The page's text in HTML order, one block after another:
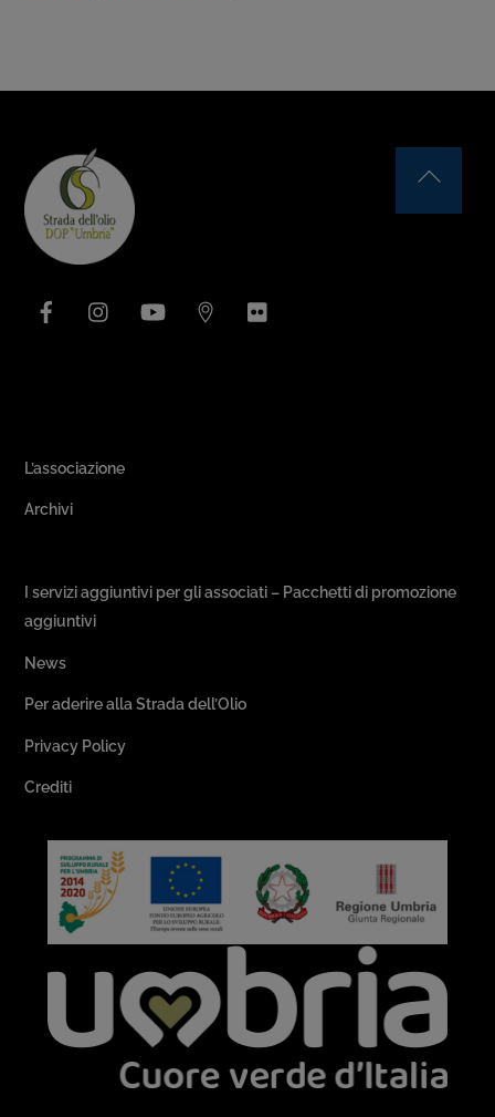
YouTube
L’associazione
Archivi
I servizi aggiuntivi per gli associati – Pacchetti di promozione
aggiuntivi
News
Per aderire alla Strada dell’Olio
Privacy Policy
Crediti